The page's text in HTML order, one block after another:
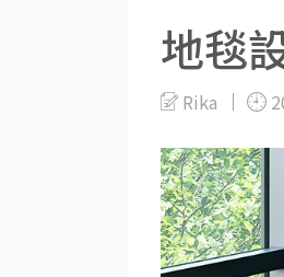
地毯
Rika